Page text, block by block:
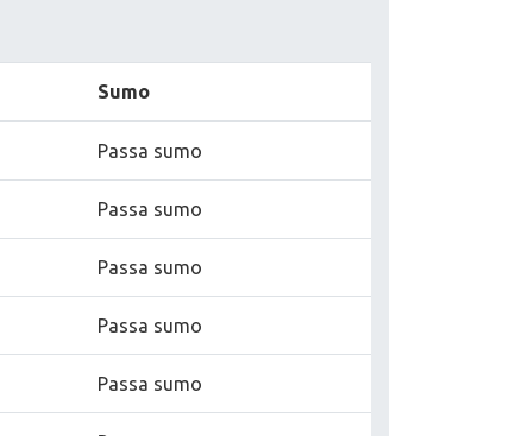
Sumo
Passa sumo
Passa sumo
Passa sumo
Passa sumo
Passa sumo